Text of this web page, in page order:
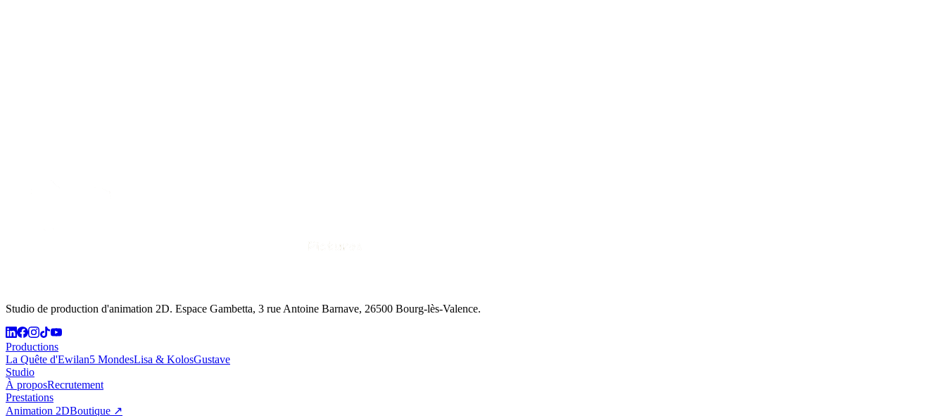
Studio de production d'animation 2D. Espace Gambetta, 3 rue Antoine Barnave, 26500 Bourg-lès-Valence.
Productions
La Quête d'Ewilan5 MondesLisa & KolosGustave
Studio
À proposRecrutement
Prestations
Animation 2DBoutique ↗